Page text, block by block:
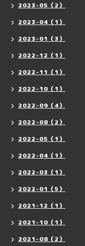
2023-05（2）
2023-04（1）
2023-01（3）
2022-12（1）
2022-11（1）
2022-10（1）
2022-09（4）
2022-08（2）
2022-05（1）
2022-04（1）
2022-03（1）
2022-01（5）
2021-12（1）
2021-10（1）
2021-08（2）